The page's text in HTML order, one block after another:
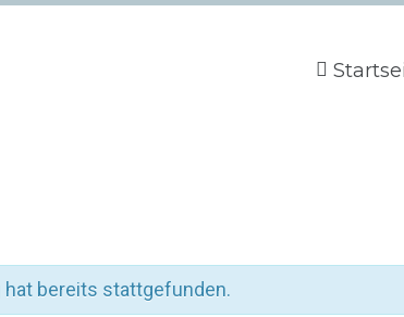
hat bereits stattgefunden.